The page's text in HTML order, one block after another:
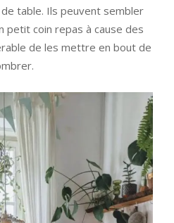
table. Ils peuvent sembler
petit coin repas à cause des
de les mettre en bout de